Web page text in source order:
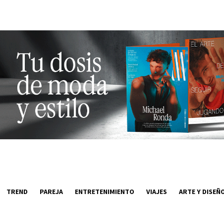
TREND PAREJA ENTRETENIMIENTO VIAJES ARTE Y